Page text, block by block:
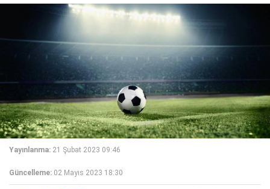
Yayınlanma: 21 Şubat 2023 09:46
Güncelleme: 02 Mayıs 2023 18:30